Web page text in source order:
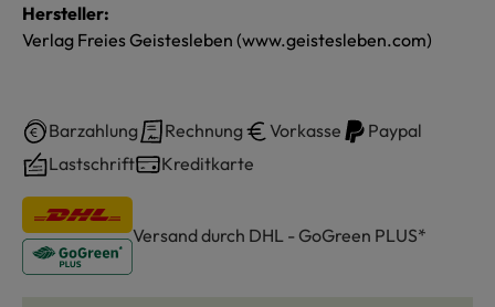
Hersteller:
Verlag Freies Geistesleben (www.geistesleben.com)
Barzahlung Rechnung Vorkasse
Paypal
Lastschrift
Kreditkarte
Versand durch DHL - GoGreen PLUS*